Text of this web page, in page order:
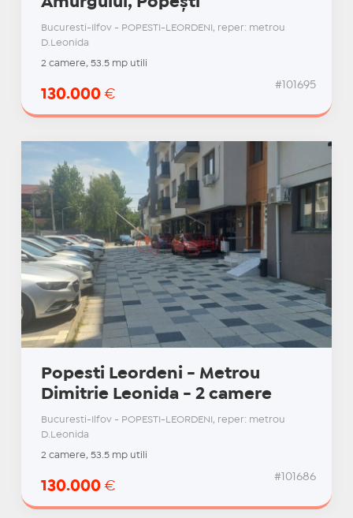
Bucuresti-Ilfov - POPESTI-LEORDENI, reper: metrou
D.Leonida
2 camere, 53.5 mp utili
130.000 €
#101695
Popesti Leordeni - Metrou
Dimitrie Leonida - 2 camere
Bucuresti-Ilfov - POPESTI-LEORDENI, reper: metrou
D.Leonida
2 camere, 53.5 mp utili
130.000 €
#101686